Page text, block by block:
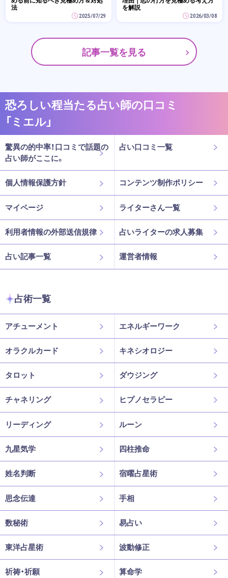
法
2025/07/29
を解説
2026/03/08
記事一覧を見る
恐ろしい程当たる占い師の口コミ
「ミエル」
驚異の的中率！口コミで話題の
占い師がここに。
占い口コミ一覧
個人情報保護方針 コンテンツ制作ポリシー
マイページ ライターさん一覧
利用者情報の外部送信規律 占いライターの求人募集
占い記事一覧 運営者情報
占術一覧
アチューメント エネルギーワーク
オラクルカード キネシオロジー
タロット ダウジング
チャネリング ヒプノセラピー
リーディング ルーン
九星気学 四柱推命
姓名判断 宿曜占星術
思念伝達 手相
数秘術 易占い
東洋占星術 波動修正
祈祷・祈願 算命学